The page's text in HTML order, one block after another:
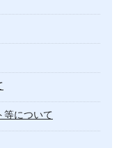
等について